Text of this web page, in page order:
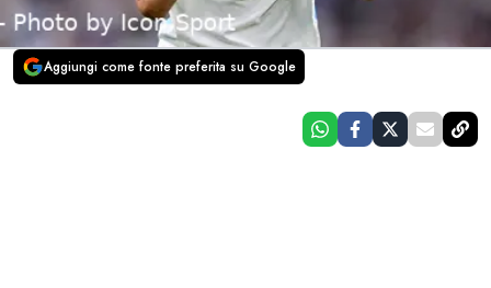
Aggiungi come fonte preferita su Google